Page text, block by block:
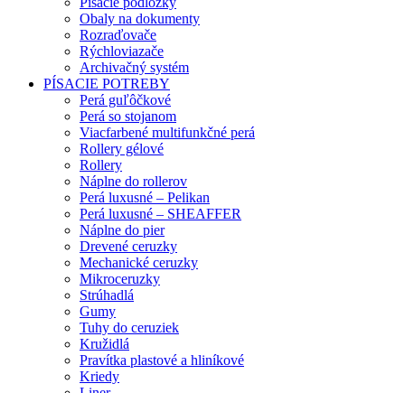
Obaly na dokumenty
Rozraďovače
Rýchloviazače
Archivačný systém
PÍSACIE POTREBY
Perá guľôčkové
Perá so stojanom
Viacfarbené multifunkčné perá
Rollery gélové
Rollery
Náplne do rollerov
Perá luxusné – Pelikan
Perá luxusné – SHEAFFER
Náplne do pier
Drevené ceruzky
Mechanické ceruzky
Mikroceruzky
Strúhadlá
Gumy
Tuhy do ceruziek
Kružidlá
Pravítka plastové a hliníkové
Kriedy